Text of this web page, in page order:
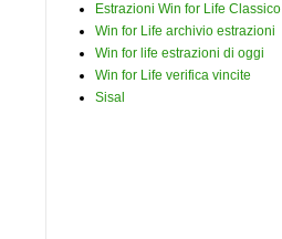
Estrazioni Win for Life Classico
Win for Life archivio estrazioni
Win for life estrazioni di oggi
Win for Life verifica vincite
Sisal